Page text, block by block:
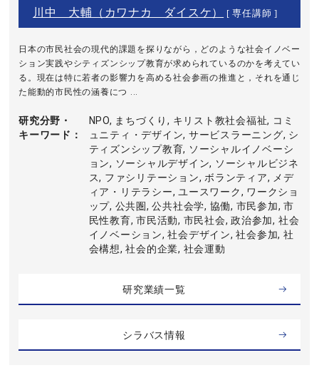
川中 大輔（カワナカ ダイスケ） [ 専任講師 ]
日本の市民社会の現代的課題を探りながら，どのような社会イノベー
ション実践やシティズンシップ教育が求められているのかを考えてい
る。現在は特に若者の影響力を高める社会参画の推進と，それを通じ
た能動的市民性の涵養につ ...
研究分野・
キーワード
NPO, まちづくり, キリスト教社会福祉, コミ
ュニティ・デザイン, サービスラーニング, シ
ティズンシップ教育, ソーシャルイノベーシ
ョン, ソーシャルデザイン, ソーシャルビジネ
ス, ファシリテーション, ボランティア, メデ
ィア・リテラシー, ユースワーク, ワークショ
ップ, 公共圏, 公共社会学, 協働, 市民参加, 市
民性教育, 市民活動, 市民社会, 政治参加, 社会
イノベーション, 社会デザイン, 社会参加, 社
会構想, 社会的企業, 社会運動
研究業績一覧
シラバス情報